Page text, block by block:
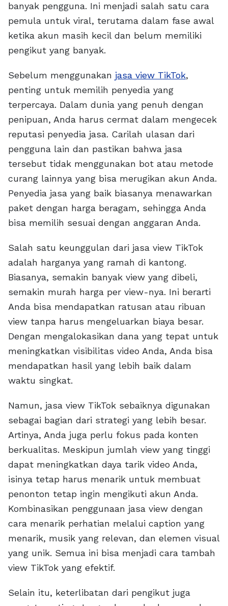
banyak pengguna. Ini menjadi salah satu cara
pemula untuk viral, terutama dalam fase awal
ketika akun masih kecil dan belum memiliki
pengikut yang banyak.
Sebelum menggunakan jasa view TikTok,
penting untuk memilih penyedia yang
terpercaya. Dalam dunia yang penuh dengan
penipuan, Anda harus cermat dalam mengecek
reputasi penyedia jasa. Carilah ulasan dari
pengguna lain dan pastikan bahwa jasa
tersebut tidak menggunakan bot atau metode
curang lainnya yang bisa merugikan akun Anda.
Penyedia jasa yang baik biasanya menawarkan
paket dengan harga beragam, sehingga Anda
bisa memilih sesuai dengan anggaran Anda.
Salah satu keunggulan dari jasa view TikTok
adalah harganya yang ramah di kantong.
Biasanya, semakin banyak view yang dibeli,
semakin murah harga per view-nya. Ini berarti
Anda bisa mendapatkan ratusan atau ribuan
view tanpa harus mengeluarkan biaya besar.
Dengan mengalokasikan dana yang tepat untuk
meningkatkan visibilitas video Anda, Anda bisa
mendapatkan hasil yang lebih baik dalam
waktu singkat.
Namun, jasa view TikTok sebaiknya digunakan
sebagai bagian dari strategi yang lebih besar.
Artinya, Anda juga perlu fokus pada konten
berkualitas. Meskipun jumlah view yang tinggi
dapat meningkatkan daya tarik video Anda,
isinya tetap harus menarik untuk membuat
penonton tetap ingin mengikuti akun Anda.
Kombinasikan penggunaan jasa view dengan
cara menarik perhatian melalui caption yang
menarik, musik yang relevan, dan elemen visual
yang unik. Semua ini bisa menjadi cara tambah
view TikTok yang efektif.
Selain itu, keterlibatan dari pengikut juga